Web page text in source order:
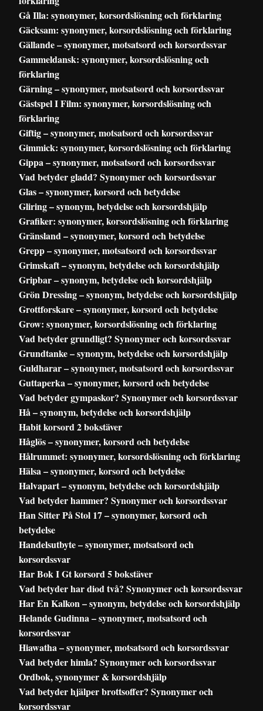
Gå Illa: synonymer, korsordslösning och förklaring
Gäcksam: synonymer, korsordslösning och förklaring
Gällande – synonymer, motsatsord och korsordssvar
Gammeldansk: synonymer, korsordslösning och
förklaring
Gärning – synonymer, motsatsord och korsordssvar
Gästspel I Film: synonymer, korsordslösning och
förklaring
Giftig – synonymer, motsatsord och korsordssvar
Gimmick: synonymer, korsordslösning och förklaring
Gippa – synonymer, motsatsord och korsordssvar
Vad betyder gladd? Synonymer och korsordssvar
Glas – synonymer, korsord och betydelse
Gliring – synonym, betydelse och korsordshjälp
Grafiker: synonymer, korsordslösning och förklaring
Gränsland – synonymer, korsord och betydelse
Grepp – synonymer, motsatsord och korsordssvar
Grimskaft – synonym, betydelse och korsordshjälp
Gripbar – synonym, betydelse och korsordshjälp
Grön Dressing – synonym, betydelse och korsordshjälp
Grottforskare – synonymer, korsord och betydelse
Grow: synonymer, korsordslösning och förklaring
Vad betyder grundligt? Synonymer och korsordssvar
Grundtanke – synonym, betydelse och korsordshjälp
Guldharar – synonymer, motsatsord och korsordssvar
Guttaperka – synonymer, korsord och betydelse
Vad betyder gympaskor? Synonymer och korsordssvar
Hå – synonym, betydelse och korsordshjälp
Habit korsord 2 bokstäver
Håglös – synonymer, korsord och betydelse
Hålrummet: synonymer, korsordslösning och förklaring
Hälsa – synonymer, korsord och betydelse
Halvapart – synonym, betydelse och korsordshjälp
Vad betyder hammer? Synonymer och korsordssvar
Han Sitter På Stol 17 – synonymer, korsord och
betydelse
Handelsutbyte – synonymer, motsatsord och
korsordssvar
Har Bok I Gt korsord 5 bokstäver
Vad betyder har diod två? Synonymer och korsordssvar
Har En Kalkon – synonym, betydelse och korsordshjälp
Helande Gudinna – synonymer, motsatsord och
korsordssvar
Hiawatha – synonymer, motsatsord och korsordssvar
Vad betyder himla? Synonymer och korsordssvar
Ordbok, synonymer & korsordshjälp
Vad betyder hjälper brottsoffer? Synonymer och
korsordssvar